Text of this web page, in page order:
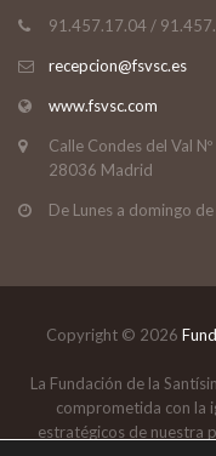
91.457.17.04 /
recepcion@fsvsc.es
www.fsvsc.com
Calle Condes del Val
28036 Madrid
De Lunes a domingo
Copyright © 2026
La Fundación de la
comprometida con la
estratégicos de nuestra